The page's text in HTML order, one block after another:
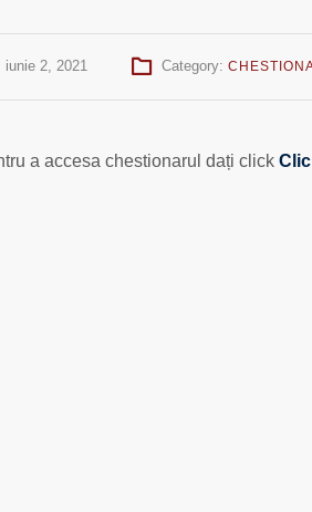
iunie 2, 2021 Category:
a accesa chestionarul dați click